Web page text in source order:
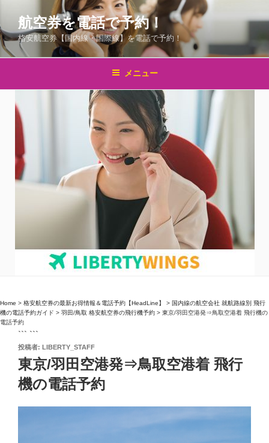
テ
ン
ス
航空券を電話で予約！
格安航空券【国内線・国際線】を電話で予約！
メニュー
Home > 格安航空券の最新お得情報＆電話予約【HeadLine】 > 国内線の航空会社 就航路線別 飛行
機の電話予約ガイド > 羽田/鳥取 格安航空券の飛行機予約 > 東京/羽田空港発⇒鳥取空港着 飛行機の
電話予約
``` ```
投
稿
日:
投稿者: LIBERTY_STAFF
東京/羽田空港発⇒鳥取空港着 飛行
機の電話予約